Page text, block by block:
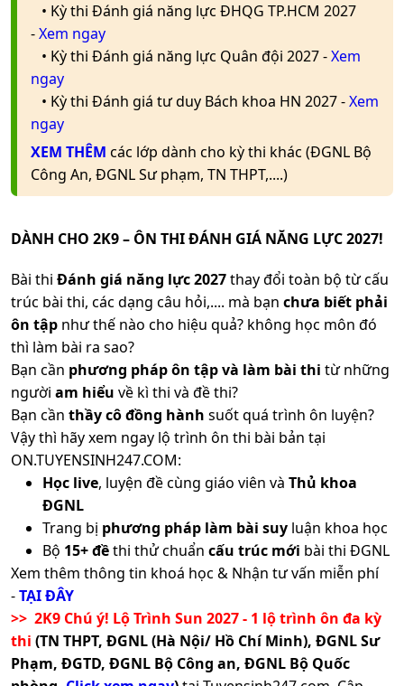
• Kỳ thi Đánh giá năng lực ĐHQG TP.HCM 2027
-Xem ngay
• Kỳ thi Đánh giá năng lực Quân đội 2027 -Xem
ngay
• Kỳ thi Đánh giá tư duy Bách khoa HN 2027 -Xem
ngay
XEM THÊM các lớp dành cho kỳ thi khác (ĐGNL Bộ
Công An, ĐGNL Sư phạm, TN THPT,....)
DÀNH CHO 2K9 – ÔN THI ĐÁNH GIÁ NĂNG LỰC 2027!
Bài thi Đánh giá năng lực 2027thay đổi toàn bộ từ cấu
trúc bài thi, các dạng câu hỏi,.... mà bạn chưa biết phải
ôn tập như thế nào cho hiệu quả? không học môn đó
thì làm bài ra sao?
Bạn cần phương pháp ôn tập và làm bài thi từ những
người am hiểu về kì thi và đề thi?
Bạn cần thầy cô đồng hành suốt quá trình ôn luyện?
Vậy thì hãy xem ngay lộ trình ôn thi bài bản tại
ON.TUYENSINH247.COM:
Học live, luyện đề cùng giáo viên và Thủ khoa
ĐGNL
Trang bị phương pháp làm bài suy luận khoa học
Bộ 15+ đềthi thử chuẩn cấu trúc mới bài thi ĐGNL
Xem thêm thông tin khoá học & Nhận tư vấn miễn phí
-TẠI ĐÂY
>> 2K9 Chú ý! Lộ Trình Sun 2027 - 1 lộ trình ôn đa kỳ
thi (TN THPT, ĐGNL (Hà Nội/ Hồ Chí Minh), ĐGNL Sư
Phạm, ĐGTD, ĐGNL Bộ Công an, ĐGNL Bộ Quốc